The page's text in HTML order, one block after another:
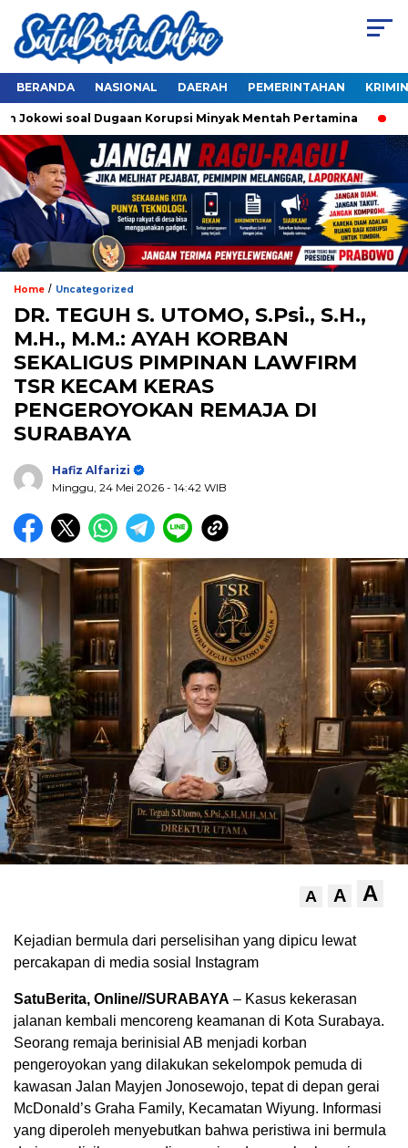
BERANDA NASIONAL DAERAH PEMERINTAHAN
soal Dugaan Korupsi Minyak Mentah Pertamina
Home / Uncategorized
DR. TEGUH S. UTOMO, S.Psi., S.H.,
M.H., M.M.: AYAH KORBAN
SEKALIGUS PIMPINAN LAWFIRM
TSR KECAM KERAS
PENGEROYOKAN REMAJA DI
SURABAYA
Hafiz Alfarizi
Minggu, 24 Mei 2026 - 14:42 WIB
A A A
Kejadian bermula dari perselisihan yang dipicu lewat
percakapan di media sosial Instagram
SatuBerita, Online//SURABAYA – Kasus kekerasan
jalanan kembali mencoreng keamanan di Kota Surabaya.
Seorang remaja berinisial AB menjadi korban
pengeroyokan yang dilakukan sekelompok pemuda di
kawasan Jalan Mayjen Jonosewojo, tepat di depan gerai
McDonald’s Graha Family, Kecamatan Wiyung. Informasi
yang diperoleh menyebutkan bahwa peristiwa ini bermula